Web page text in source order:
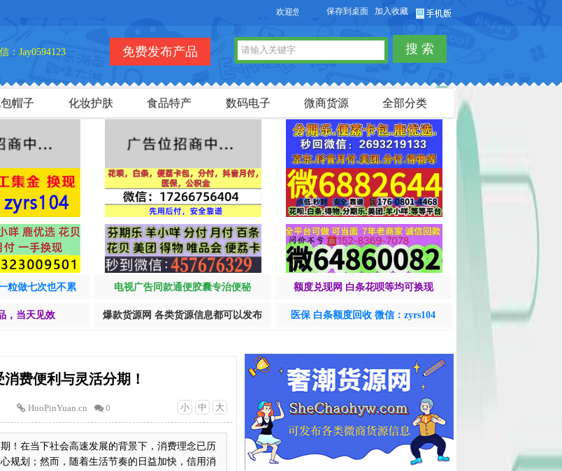
欢迎您访问【货品源】微商货源网站，本站可以免费发布微商货源信息，免费发布
保存到桌面 加入收藏
：Jay0594123 搜 索
免费发布产品
帽子 化妆护肤 食品特产 数码电子 微商货源 全部分类
粒做七次也不累 电视广告同款通便胶囊专治便秘 额度兑现网 白条花呗等均可换现
，当天见效 爆款货源网 各类货源信息都可以发布 医保 白条额度回收 微信：zyrs104
费便利与灵活分期！
小 中 大
HuoPinYuan.cn 0
！在当下社会高速发展的背景下，消费理念已历
规划；然而，随着生活节奏的日益加快，信用消